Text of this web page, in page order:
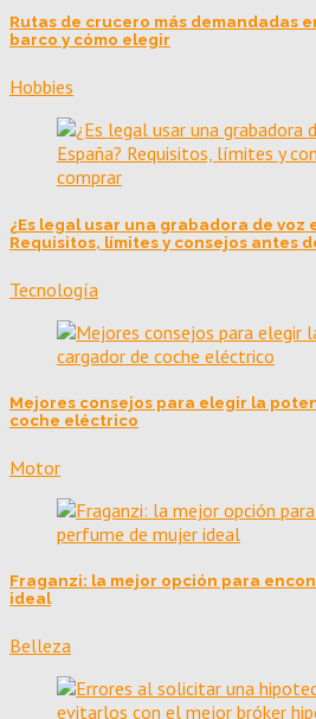
Rutas de crucero más demandadas
barco y cómo elegir
Hobbies
¿Es legal usar una grabadora de voz
Requisitos, límites y consejos antes
Tecnología
Mejores consejos para elegir la
coche eléctrico
Motor
Fraganzi: la mejor opción para
ideal
Belleza